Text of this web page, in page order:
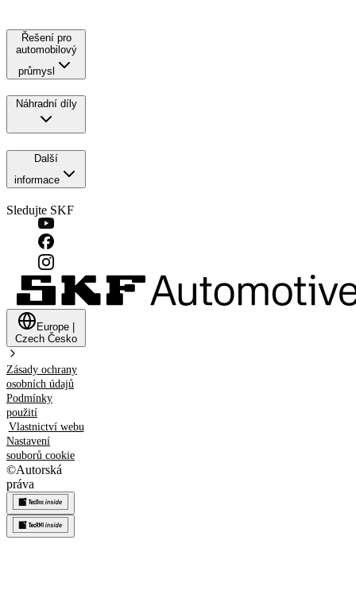
Řešení pro
automobilový
průmysl
Náhradní díly
Další
informace
Sledujte SKF
Europe
Czech Česko
Zásady ochrany
osobních údajů
Podmínky
použití
Vlastnictví webu
Nastavení
souborů cookie
©Autorská
práva